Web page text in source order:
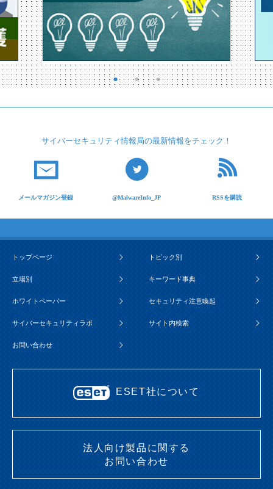
サイバーセキュリティ情報局の最新情報をチェック！
メールマガジン登録 @MalwareInfo_JP RSSを購読
トップページ トピック別
立場別 キーワード事典
ホワイトペーパー セキュリティ注意喚起
サイバーセキュリティラボ サイト内検索
お問い合わせ
ESET社について
法人向け製品に関する
お問い合わせ